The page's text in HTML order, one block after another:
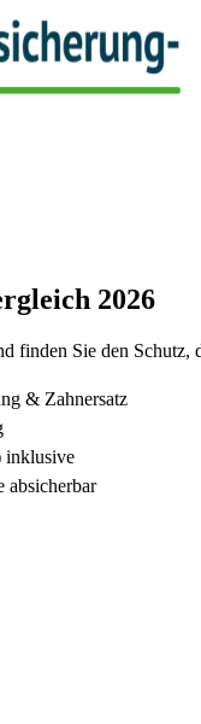
2026
finden Sie den
& Zahnersatz
inklusive
absicherbar